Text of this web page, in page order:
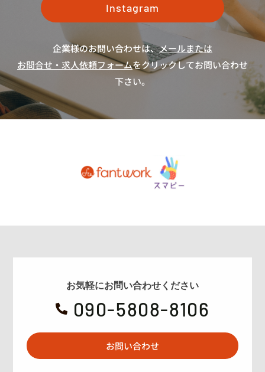
Instagram
企業様のお問い合わせは、メールまたは
お問合せ・求人依頼フォームをクリックしてお問い合わせ
下さい。
お気軽にお問い合わせください
 090-5808-8106
お問い合わせ